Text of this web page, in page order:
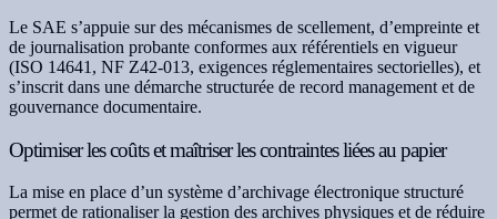
Le SAE s’appuie sur des mécanismes de scellement, d’empreinte et
de journalisation probante conformes aux référentiels en vigueur
(ISO 14641, NF Z42-013, exigences réglementaires sectorielles), et
s’inscrit dans une démarche structurée de record management et de
gouvernance documentaire.
Optimiser les coûts et maîtriser les contraintes liées au papier
La mise en place d’un système d’archivage électronique structuré
permet de rationaliser la gestion des archives physiques et de réduire